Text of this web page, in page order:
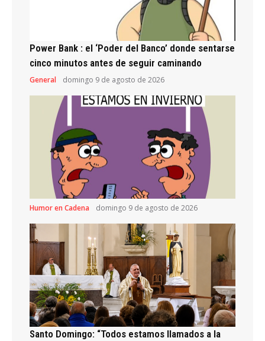
Power Bank : el ‘Poder del Banco’ donde sentarse
cinco minutos antes de seguir caminando
General domingo 9 de agosto de 2026
Humor en Cadena domingo 9 de agosto de 2026
Santo Domingo: “Todos estamos llamados a la